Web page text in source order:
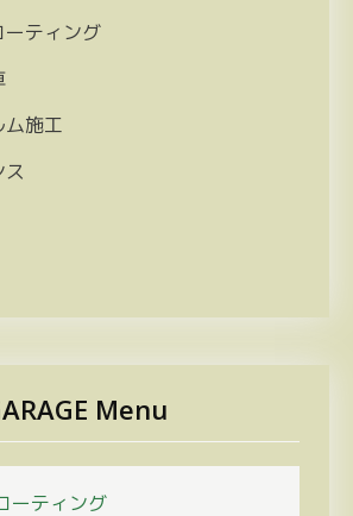
ーティング
ム施工
ス
Menu
ーティング